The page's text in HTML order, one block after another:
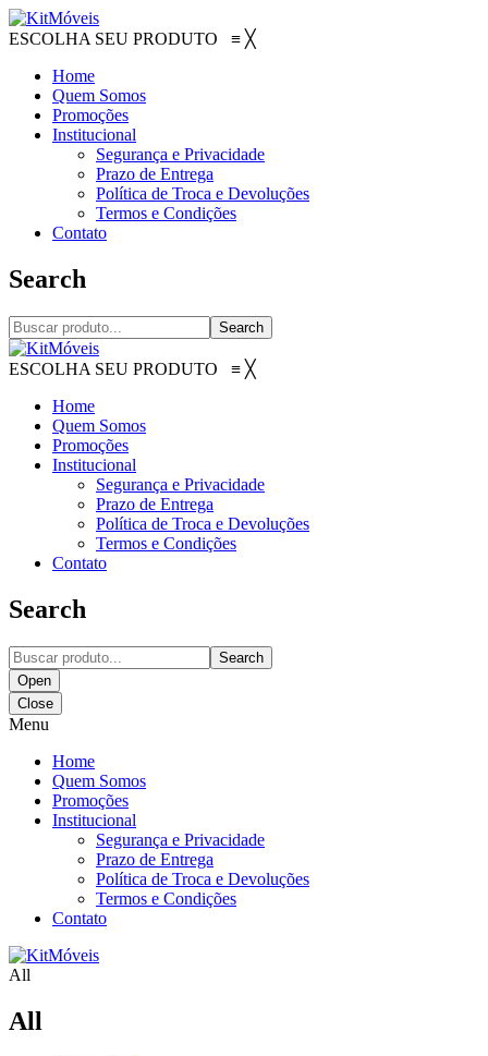
ESCOLHA SEU PRODUTO ≡ ╳
Home
Quem Somos
Promoções
Institucional
Segurança e Privacidade
Prazo de Entrega
Política de Troca e Devoluções
Termos e Condições
Contato
Search
Search
ESCOLHA SEU PRODUTO ≡ ╳
Home
Quem Somos
Promoções
Institucional
Segurança e Privacidade
Prazo de Entrega
Política de Troca e Devoluções
Termos e Condições
Contato
Search
Search
Open
Close
Menu
Home
Quem Somos
Promoções
Institucional
Segurança e Privacidade
Prazo de Entrega
Política de Troca e Devoluções
Termos e Condições
Contato
All
All